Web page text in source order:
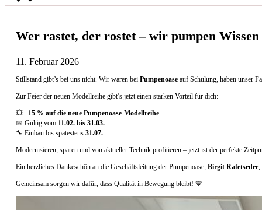
Wer rastet, der rostet – wir pumpen
11. Februar 2026
Stillstand gibt’s bei uns nicht. Wir waren beiPumpenoase auf Schulung, haben unser
Zur Feier der neuen Modellreihe gibt’s jetzt einen starken Vorteil für dich:
💥–15 % auf die neue Pumpenoase-Modellreihe
📅 Gültig vom 11.02. bis 31.03.
🔧 Einbau bis spätestens31.07.
Modernisieren, sparen und von aktueller Technik profitieren – jetzt ist der perfekte
Ein herzliches Dankeschön an die Geschäftsleitung der Pumpenoase,Birgit Rafetseder
Gemeinsam sorgen wir dafür, dass Qualität in Bewegung bleibt! 💙